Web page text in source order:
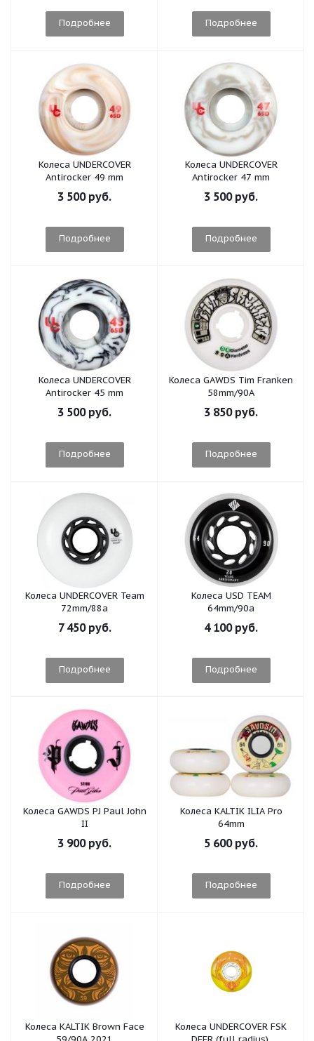
Подробнее Подробнее
Колеса UNDERCOVER
Antirocker 49 mm
3 500 руб.
Подробнее
Колеса UNDERCOVER
Antirocker 47 mm
3 500 руб.
Подробнее
Колеса UNDERCOVER
Antirocker 45 mm
3 500 руб.
Подробнее
Колеса GAWDS Tim Franken
58mm/90A
3 850 руб.
Подробнее
Колеса UNDERCOVER Team
72mm/88a
7 450 руб.
Подробнее
Колеса USD TEAM
64mm/90a
4 100 руб.
Подробнее
Колеса GAWDS PJ Paul John
II
3 900 руб.
Подробнее
Колеса KALTIK ILIA Pro
64mm
5 600 руб.
Подробнее
Колеса KALTIK Brown Face
Колеса UNDERCOVER FSK